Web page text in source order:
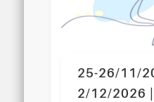
25-26/11/
2/12/2026